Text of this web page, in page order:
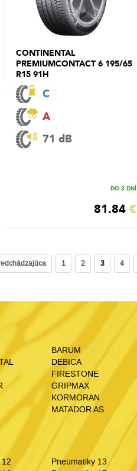
CONTINENTAL
PREMIUMCONTACT 6 195/65
R15 91H
C
A
71 dB
DO 3 DNÍ
81.84 €
1 2 3 4
BARUM
DEBICA
FIRESTONE
GRIPMAX
KORMORAN
MATADOR AS
Pneumatiky 13